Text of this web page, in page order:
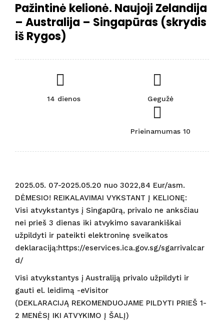
Pažintinė kelionė. Naujoji Zelandija
– Australija – Singapūras (skrydis
iš Rygos)
14 dienos Gegužė
Prieinamumas 10
2025.05. 07-2025.05.20 nuo 3022,84 Eur/asm.
DĖMESIO! REIKALAVIMAI VYKSTANT Į KELIONĘ:
Visi atvykstantys į Singapūrą, privalo ne anksčiau
nei prieš 3 dienas iki atvykimo savarankiškai
užpildyti ir pateikti elektroninę sveikatos
deklaraciją:https://eservices.ica.gov.sg/sgarrivalcar
d/
Visi atvykstantys į Australiją privalo užpildyti ir
gauti el. leidimą -eVisitor
(DEKLARACIJĄ REKOMENDUOJAME PILDYTI PRIEŠ 1-
2 MENĖSĮ IKI ATVYKIMO Į ŠALĮ)